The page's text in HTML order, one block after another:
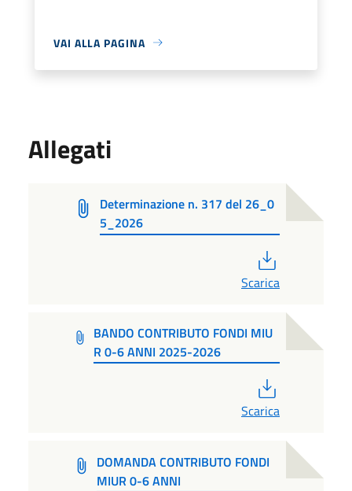
VAI ALLA PAGINA
Allegati
Determinazione n. 317 del 26_0
5_2026
Scarica
BANDO CONTRIBUTO FONDI MIU
R 0-6 ANNI 2025-2026
Scarica
DOMANDA CONTRIBUTO FONDI
MIUR 0-6 ANNI